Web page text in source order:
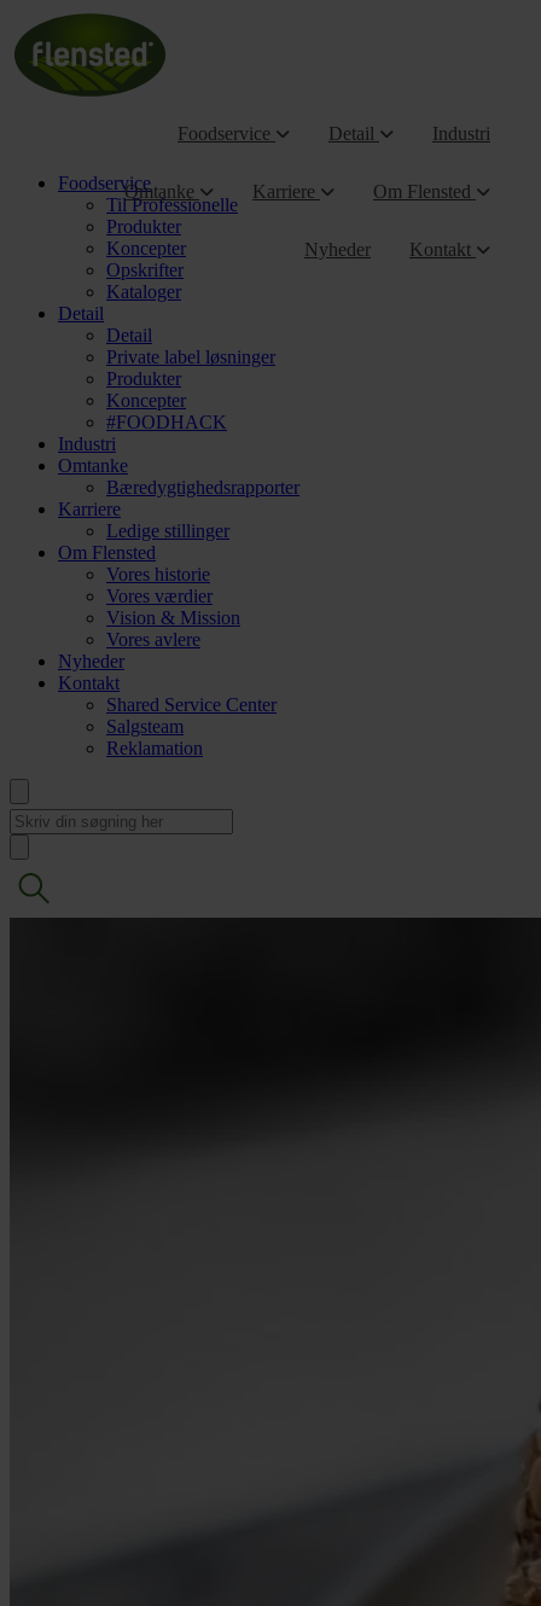
Foodservice Detail Industri
Omtanke Karriere Om Flensted
Nyheder Kontakt
Foodservice
Til Professionelle
Produkter
Koncepter
Opskrifter
Kataloger
Detail
Detail
Private label løsninger
Produkter
Koncepter
#FOODHACK
Industri
Omtanke
Bæredygtighedsrapporter
Karriere
Ledige stillinger
Om Flensted
Vores historie
Vores værdier
Vision & Mission
Vores avlere
Nyheder
Kontakt
Shared Service Center
Salgsteam
Reklamation